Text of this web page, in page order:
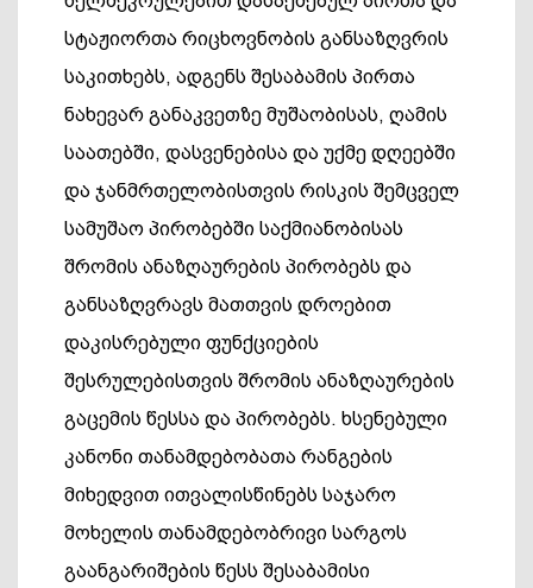
სტაჟიორთა რიცხოვნობის განსაზღვრის
საკითხებს, ადგენს შესაბამის პირთა
ნახევარ განაკვეთზე მუშაობისას, ღამის
საათებში, დასვენებისა და უქმე დღეებში
და ჯანმრთელობისთვის რისკის შემცველ
სამუშაო პირობებში საქმიანობისას
შრომის ანაზღაურების პირობებს და
განსაზღვრავს მათთვის დროებით
დაკისრებული ფუნქციების
შესრულებისთვის შრომის ანაზღაურების
გაცემის წესსა და პირობებს. ხსენებული
კანონი თანამდებობათა რანგების
მიხედვით ითვალისწინებს საჯარო
მოხელის თანამდებობრივი სარგოს
გაანგარიშების წესს შესაბამისი